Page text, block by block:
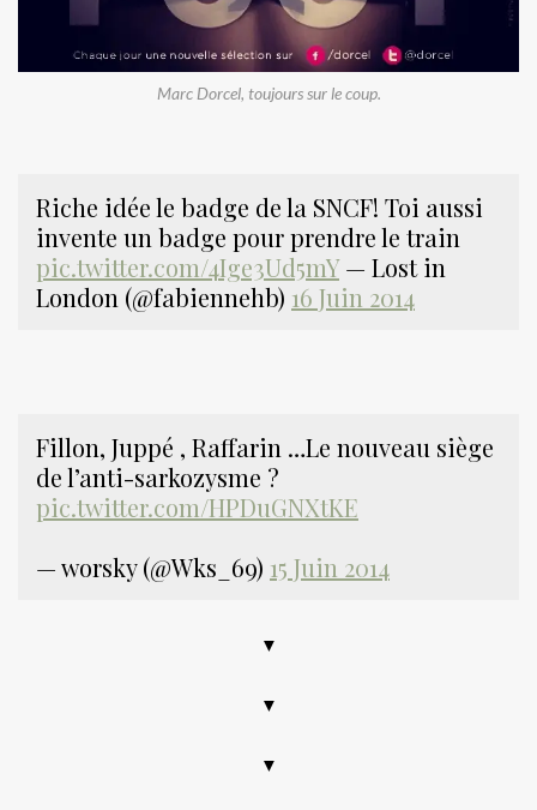
Marc Dorcel, toujours sur le coup.
Riche idée le badge de la SNCF! Toi aussi
invente un badge pour prendre le train
pic.twitter.com/4Ige3Ud5mY— Lost in
London (@fabiennehb) 16 Juin 2014
Fillon, Juppé , Raffarin …Le nouveau siège
de l’anti-sarkozysme ?
pic.twitter.com/HPDuGNXtKE
— worsky (@Wks_69) 15 Juin 2014
▼
▼
▼